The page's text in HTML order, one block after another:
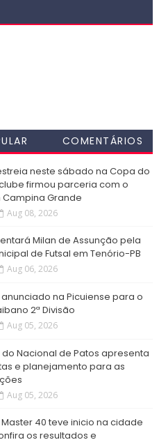
COMENTÁRIOS
neste sábado na Copa do
firmou parceria com o
Grande
Aug 08, 2026
Milan de Assunção pela
de Futsal em Tenório-PB
Aug 06, 2026
na Picuiense para o
2ª Divisão
Aug 05, 2026
do Nacional de Patos apresenta
e planejamento para as
Aug 05, 2026
Master 40 teve inicio na cidade
os resultados e